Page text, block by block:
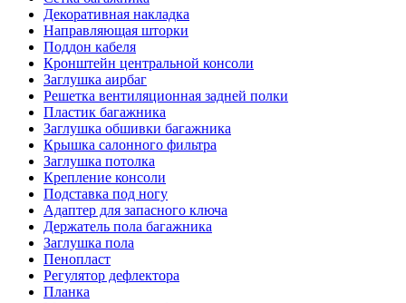
Декоративная накладка
Направляющая шторки
Поддон кабеля
Кронштейн центральной консоли
Заглушка аирбаг
Решетка вентиляционная задней полки
Пластик багажника
Заглушка обшивки багажника
Крышка салонного фильтра
Заглушка потолка
Крепление консоли
Подставка под ногу
Адаптер для запасного ключа
Держатель пола багажника
Заглушка пола
Пенопласт
Регулятор дефлектора
Планка